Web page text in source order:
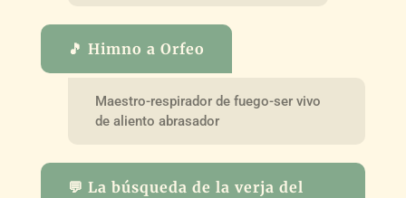
🎵 Himno a Orfeo
Maestro-respirador de fuego-ser vivo
de aliento abrasador
💬 La búsqueda de la verja del